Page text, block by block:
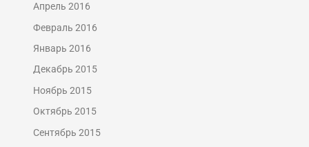
Апрель 2016
Февраль 2016
Январь 2016
Декабрь 2015
Ноябрь 2015
Октябрь 2015
Сентябрь 2015